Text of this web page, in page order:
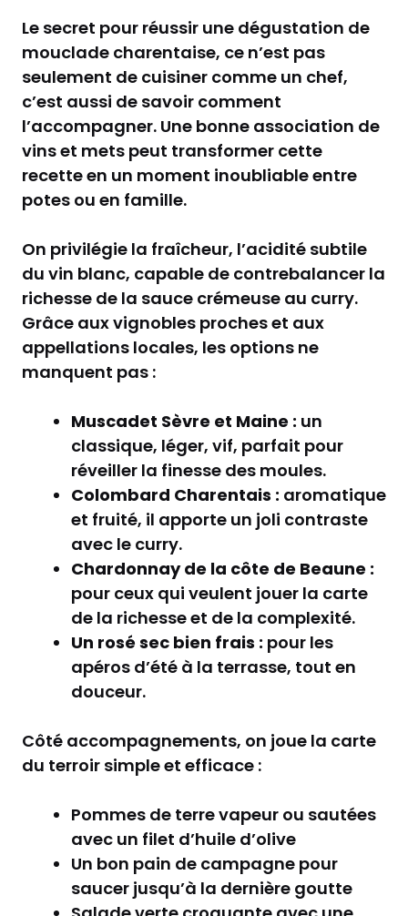
Le secret pour réussir une dégustation de
mouclade charentaise, ce n’est pas
seulement de cuisiner comme un chef,
c’est aussi de savoir comment
l’accompagner. Une bonne association de
vins et mets peut transformer cette
recette en un moment inoubliable entre
potes ou en famille.
On privilégie la fraîcheur, l’acidité subtile
du vin blanc, capable de contrebalancer la
richesse de la sauce crémeuse au curry.
Grâce aux vignobles proches et aux
appellations locales, les options ne
manquent pas :
Muscadet Sèvre et Maine : un
classique, léger, vif, parfait pour
réveiller la finesse des moules.
Colombard Charentais : aromatique
et fruité, il apporte un joli contraste
avec le curry.
Chardonnay de la côte de Beaune :
pour ceux qui veulent jouer la carte
de la richesse et de la complexité.
Un rosé sec bien frais : pour les
apéros d’été à la terrasse, tout en
douceur.
Côté accompagnements, on joue la carte
du terroir simple et efficace :
Pommes de terre vapeur ou sautées
avec un filet d’huile d’olive
Un bon pain de campagne pour
saucer jusqu’à la dernière goutte